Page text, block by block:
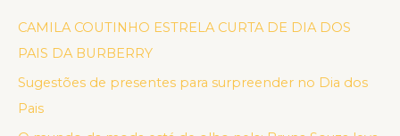
CAMILA COUTINHO ESTRELA CURTA DE DIA DOS
PAIS DA BURBERRY
Sugestões de presentes para surpreender no Dia dos
Pais